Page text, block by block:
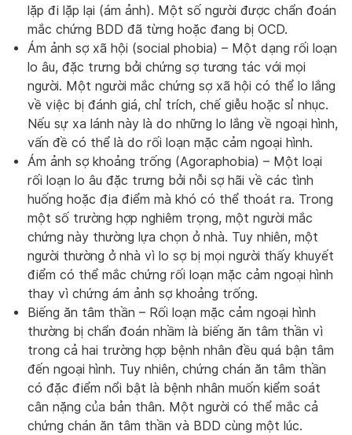
lặp đi lặp lại (ám ảnh). Một số người được chẩn đoán
mắc chứng BDD đã từng hoặc đang bị OCD.
Ám ảnh sợ xã hội (social phobia) – Một dạng rối loạn
lo âu, đặc trưng bởi chứng sợ tương tác với mọi
người. Một người mắc chứng sợ xã hội có thể lo lắng
về việc bị đánh giá, chỉ trích, chế giễu hoặc sỉ nhục.
Nếu sự xa lánh này là do những lo lắng về ngoại hình,
vấn đề có thể là do rối loạn mặc cảm ngoại hình.
Ám ảnh sợ khoảng trống (Agoraphobia) – Một loại
rối loạn lo âu đặc trưng bởi nỗi sợ hãi về các tình
huống hoặc địa điểm mà khó có thể thoát ra. Trong
một số trường hợp nghiêm trọng, một người mắc
chứng này thường lựa chọn ở nhà. Tuy nhiên, một
người thường ở nhà vì lo sợ bị mọi người thấy khuyết
điểm có thể mắc chứng rối loạn mặc cảm ngoại hình
thay vì chứng ám ảnh sợ khoảng trống.
Biếng ăn tâm thần – Rối loạn mặc cảm ngoại hình
thường bị chẩn đoán nhầm là biếng ăn tâm thần vì
trong cả hai trường hợp bệnh nhân đều quá bận tâm
đến ngoại hình. Tuy nhiên, chứng chán ăn tâm thần
có đặc điểm nổi bật là bệnh nhân muốn kiểm soát
cân nặng của bản thân. Một người có thể mắc cả
chứng chán ăn tâm thần và BDD cùng một lúc.